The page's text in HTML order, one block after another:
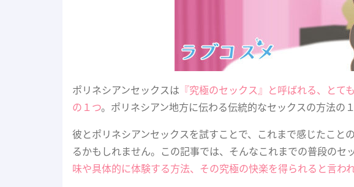
ポリネシアンセックスは 『究極のセックス』と呼ばれる、と
の１つ。ポリネシアン地方に伝わる伝統的なセックスの方法の１
彼とポリネシアンセックスを試すことで、これまで感じたこと
るかもしれません。この記事では、そんなこれまでの普段のセ
味や具体的に体験する方法、その究極の快楽を得られると言わ